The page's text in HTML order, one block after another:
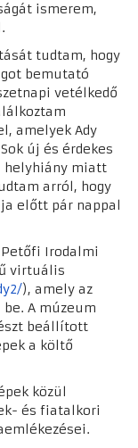
ismerem,
tudtam, hogy
bemutató
vetélkedő
amelyek Ady
új és érdekes
helyhiány miatt
arról, hogy
előtt pár nappal
Irodalmi
virtuális
), amely az
A múzeum
beállított
a költő
közül
és fiatalkori